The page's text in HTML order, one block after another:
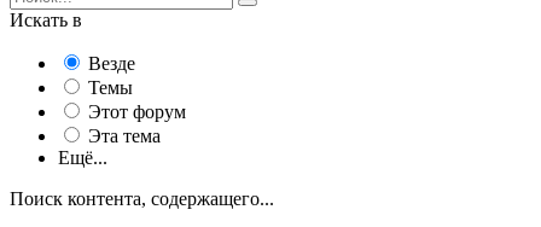
Искать в
Везде
Темы
Этот форум
Эта тема
Ещё...
Поиск контента, содержащего...